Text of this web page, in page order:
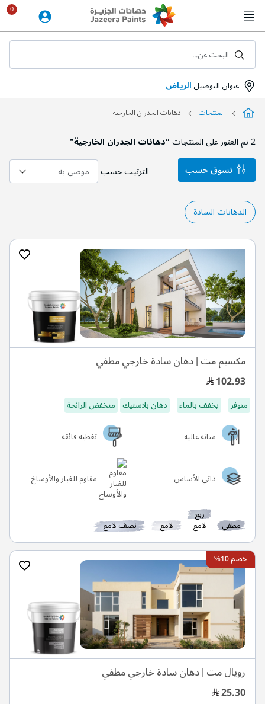
to
Content
عنوان التوصيلالرياض
البحث عن...
المنتجات دهانات الجدران الخارجية
2تم العثور على المنتجات“دهانات الجدران الخارجية”
الترتيب حسب
الدهانات السادة
مكسيم مت | دهان سادة خارجي مطفي
102.93
متوفر يخفف بالماء دهان بلاستيك منخفض الرائحة
متانة عالية
تغطية فائقة
ذاتي الأساس مقاوم للغبار والأوساخ
مطفي
ربع
لامع لامع نصف لامع
خصم 10%
رويال مت | دهان سادة خارجي مطفي
25.30
تسوق حسب